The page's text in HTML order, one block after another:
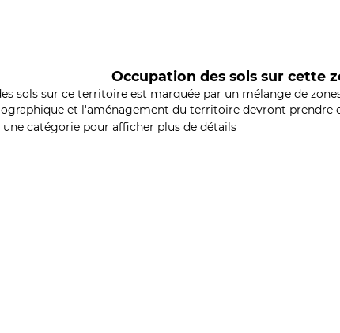
Occupation des sols sur cette
sols sur ce territoire est marquée par un mélange de
et l'aménagement du territoire devront prendre
une catégorie pour afficher plus de détails